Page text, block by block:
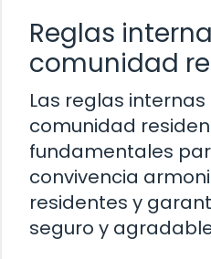
Reglas
comunidad
Las reglas internas
comunidad
fundamentales
convivencia
residentes y
seguro y